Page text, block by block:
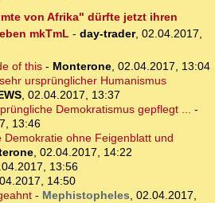
von Afrika" dürfte jetzt ihren
mkTmL - day-trader, 02.04.2017,
of this- Monterone, 02.04.2017, 13:04
ursprünglicher Humanismus
, 02.04.2017, 13:37
Demokratismus gepflegt ... -
13:46
Demokratie ohne Feigenblatt und
, 02.04.2017, 14:22
13:56
14:50
- Mephistopheles, 02.04.2017,